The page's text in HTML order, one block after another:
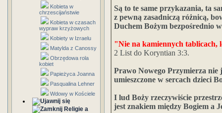
Kobieta w
chrzescijaństwie
Kobieta w czasach
wypraw krzyżowych
Kobiety w Izraelu
Matylda z Canossy
Obrzędowa rola
kobiet
Papieżyca Joanna
Pasqualina Lehner
Wdowy w Kościele
Religie a
Są to te same przykazania, ta
z pewną zasadniczą różnicą,
Duchem Bożym bezpośrednio
"Nie na kamiennych tablicach,
2 List do Koryntian 3:3.
Prawo Nowego Przymierza nie
umieszczone w sercach dzieci
I lud Boży rzeczywiście
jest znakiem między Bogiem a